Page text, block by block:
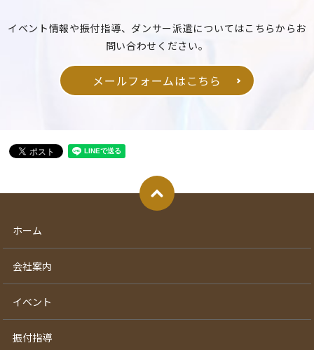
イベント情報や振付指導、ダンサー派遣についてはこちらからお
問い合わせください。
メールフォームはこちら
ホーム
会社案内
イベント
振付指導